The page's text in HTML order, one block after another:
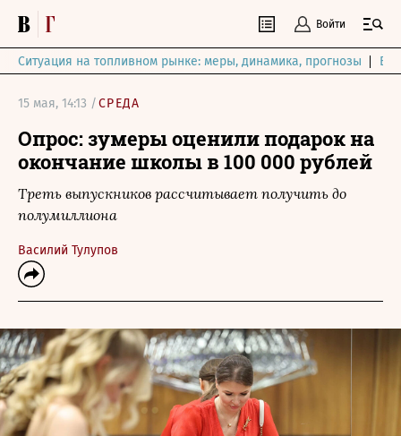
Войти
Ситуация на топливном рынке: меры, динамика, прогнозы
15 мая, 14:13 /СРЕДА
Опрос: зумеры оценили подарок на
окончание школы в 100 000 рублей
Треть выпускников рассчитывает получить до
полумиллиона
Василий Тулупов